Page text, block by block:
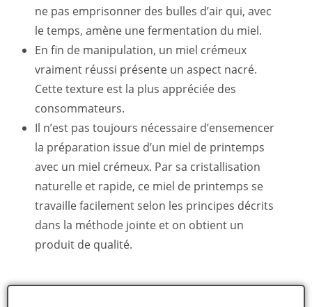
ne pas emprisonner des bulles d’air qui, avec
le temps, amène une fermentation du miel.
En fin de manipulation, un miel crémeux
vraiment réussi présente un aspect nacré.
Cette texture est la plus appréciée des
consommateurs.
Il n’est pas toujours nécessaire d’ensemencer
la préparation issue d’un miel de printemps
avec un miel crémeux. Par sa cristallisation
naturelle et rapide, ce miel de printemps se
travaille facilement selon les principes décrits
dans la méthode jointe et on obtient un
produit de qualité.